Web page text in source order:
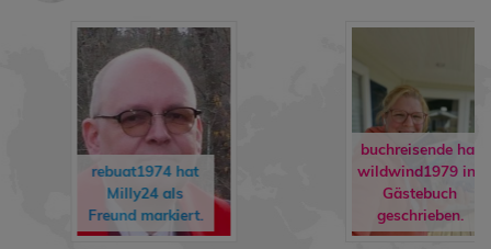
buchreisende hat
wildwind1979ins
Gästebuch
geschrieben.
rene90hat
Ormlingals
Freund markiert.